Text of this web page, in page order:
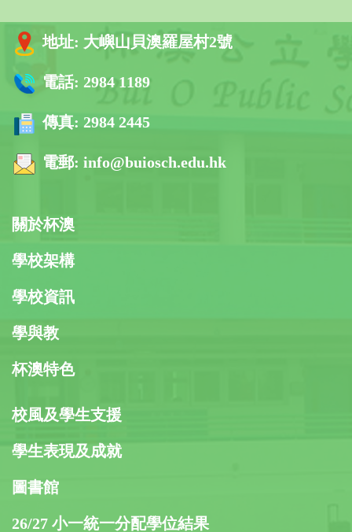
地址: 大嶼山貝澳羅屋村2號
電話: 2984 1189
傳真: 2984 2445
電郵: info@buiosch.edu.hk
關於杯澳
學校架構
學校資訊
學與教
杯澳特色
校風及學生支援
學生表現及成就
圖書館
26/27 小一統一分配學位結果